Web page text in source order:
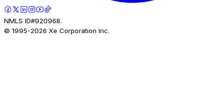
NMLS ID#920968.
© 1995-2026 Xe Corporation Inc.